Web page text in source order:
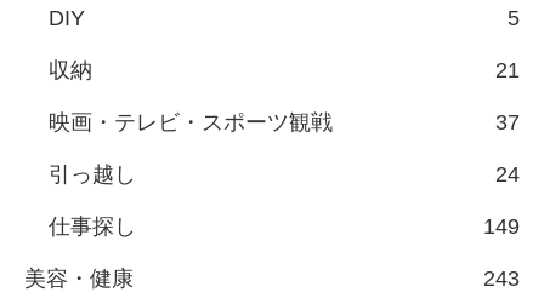
DIY 5
収納 21
映画・テレビ・スポーツ観戦 37
引っ越し 24
仕事探し 149
美容・健康 243